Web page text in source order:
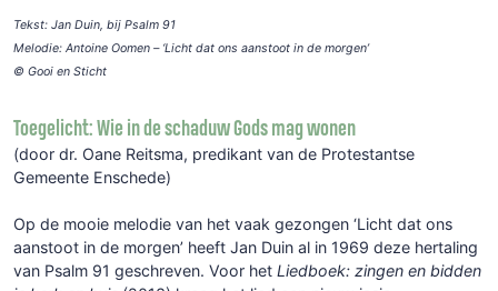
Tekst: Jan Duin, bij Psalm 91
Melodie: Antoine Oomen – ‘Licht dat ons aanstoot in de morgen’
© Gooi en Sticht
Toegelicht: Wie in de schaduw Gods mag wonen
(door dr. Oane Reitsma, predikant van de Protestantse
Gemeente Enschede)
Op de mooie melodie van het vaak gezongen ‘Licht dat ons
aanstoot in de morgen’ heeft Jan Duin al in 1969 deze hertaling
van Psalm 91 geschreven. Voor het Liedboek: zingen en bidden